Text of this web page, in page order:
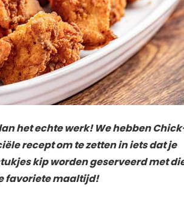
het echte werk! We hebben
recept om te zetten in iets dat je
kip worden geserveerd met
favoriete maaltijd!